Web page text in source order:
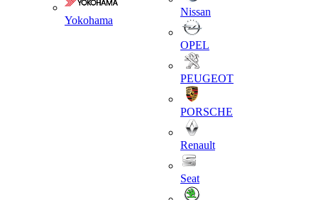
Yokohama
Nissan
OPEL
PEUGEOT
PORSCHE
Renault
Seat